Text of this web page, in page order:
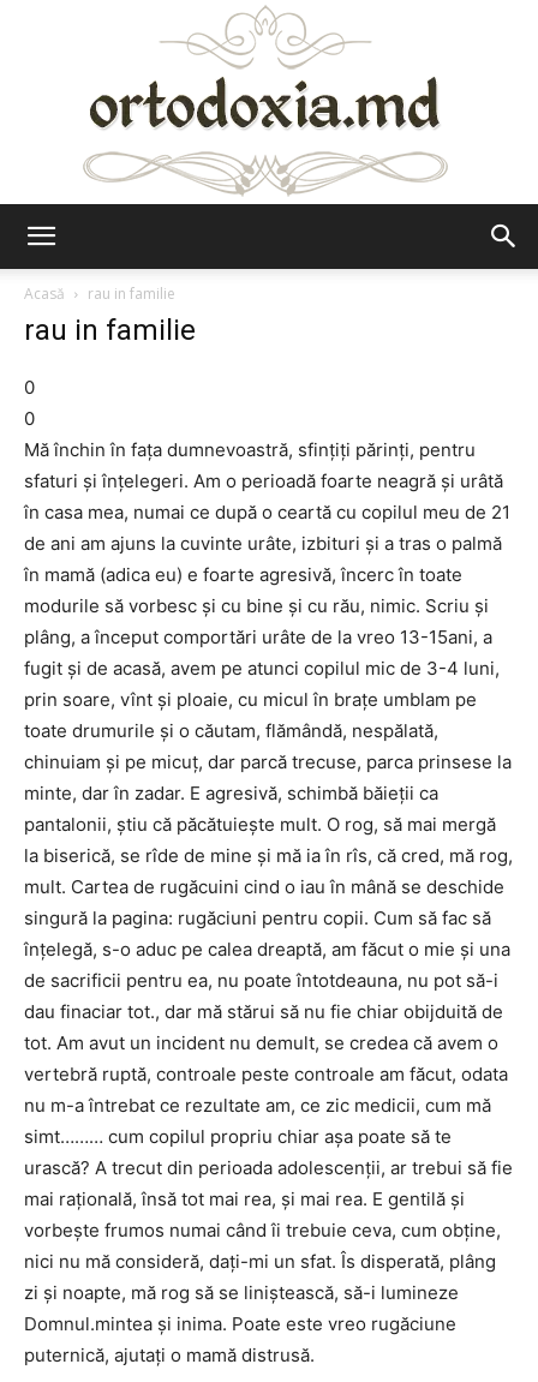
Acasă
rau in familie
rau in familie
0
0
Mă închin în fața dumnevoastră, sfințiți părinți, pentru
sfaturi și înțelegeri. Am o perioadă foarte neagră și urâtă
în casa mea, numai ce după o ceartă cu copilul meu de 21
de ani am ajuns la cuvinte urâte, izbituri și a tras o palmă
în mamă (adica eu) e foarte agresivă, încerc în toate
modurile să vorbesc și cu bine și cu rău, nimic. Scriu și
plâng, a început comportări urâte de la vreo 13-15ani, a
fugit și de acasă, avem pe atunci copilul mic de 3-4 luni,
prin soare, vînt și ploaie, cu micul în brațe umblam pe
toate drumurile și o căutam, flămândă, nespălată,
chinuiam și pe micuț, dar parcă trecuse, parca prinsese la
minte, dar în zadar. E agresivă, schimbă băieții ca
pantalonii, știu că păcătuiește mult. O rog, să mai mergă
la biserică, se rîde de mine și mă ia în rîs, că cred, mă rog,
mult. Cartea de rugăcuini cind o iau în mână se deschide
singură la pagina: rugăciuni pentru copii. Cum să fac să
înțelegă, s-o aduc pe calea dreaptă, am făcut o mie și una
de sacrificii pentru ea, nu poate întotdeauna, nu pot să-i
dau finaciar tot., dar mă stărui să nu fie chiar obijduită de
tot. Am avut un incident nu demult, se credea că avem o
vertebră ruptă, controale peste controale am făcut, odata
nu m-a întrebat ce rezultate am, ce zic medicii, cum mă
simt……… cum copilul propriu chiar așa poate să te
urască? A trecut din perioada adolescenții, ar trebui să fie
mai rațională, însă tot mai rea, și mai rea. E gentilă și
vorbește frumos numai când îi trebuie ceva, cum obține,
nici nu mă consideră, dați-mi un sfat. Îs disperată, plâng
zi și noapte, mă rog să se liniștească, să-i lumineze
Domnul.mintea și inima. Poate este vreo rugăciune
puternică, ajutați o mamă distrusă.